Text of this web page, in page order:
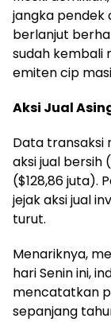
jangka pendek
berlanjut
sudah kembali
emiten cip
Aksi Jual
Data transaksi
aksi jual bersih (
($128,86 juta).
jejak aksi jual
turut.
Menariknya,
hari Senin ini,
mencatatkan
sepanjang